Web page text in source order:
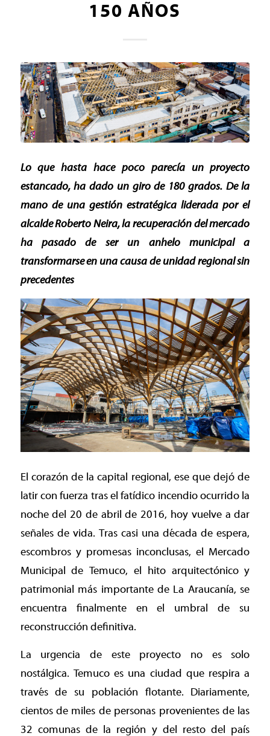
150 AÑOS
Lo que hasta hace poco parecía un proyecto
estancado, ha dado un giro de 180 grados. De la
mano de una gestión estratégica liderada por el
alcalde Roberto Neira, la recuperación del mercado
ha pasado de ser un anhelo municipal a
transformarse en una causa de unidad regional sin
precedentes
El corazón de la capital regional, ese que dejó de
latir con fuerza tras el fatídico incendio ocurrido la
noche del 20 de abril de 2016, hoy vuelve a dar
señales de vida. Tras casi una década de espera,
escombros y promesas inconclusas, el Mercado
Municipal de Temuco, el hito arquitectónico y
patrimonial más importante de La Araucanía, se
encuentra finalmente en el umbral de su
reconstrucción definitiva.
La urgencia de este proyecto no es solo
nostálgica. Temuco es una ciudad que respira a
través de su población flotante. Diariamente,
cientos de miles de personas provenientes de las
32 comunas de la región y del resto del país